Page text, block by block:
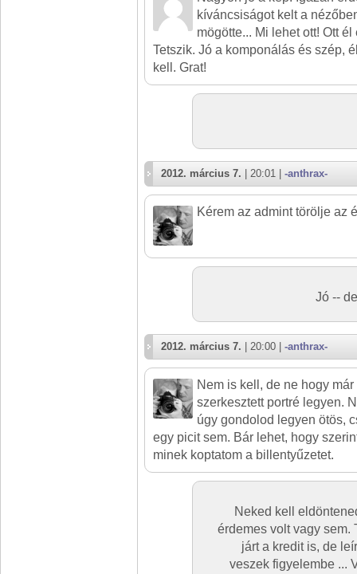
kíváncsiságot kelt a
mögötte... Mi lehet ott! Ott él
Tetszik. Jó a komponálás és szép,
kell. Grat!
2012. március 7. | 20:01 | -anthrax-
Kérem az admint törölje az
Jó --
2012. március 7. | 20:00 | -anthrax-
Nem is kell, de ne hogy
szerkesztett portré legyen.
úgy gondolod legyen ötös,
egy picit sem. Bár lehet, hogy
minek koptatom a billentyűzetet.
Neked kell
érdemes volt vagy sem.
járt a kredit is, de
veszek figyelembe ...